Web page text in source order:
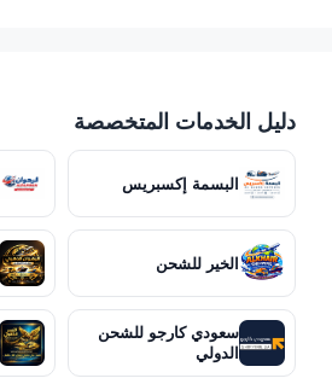
دليل الخدمات المتخصصة
البسمة إكسبريس
الخير للشحن
سعودي كارجو للشحن
الدولي